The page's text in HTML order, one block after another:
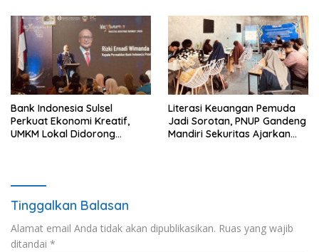
Bank Indonesia Sulsel
Perkuat Ekonomi Kreatif,
UMKM Lokal Didorong
Literasi Keuangan Pemuda
Jadi Sorotan, PNUP Gandeng
Mandiri Sekuritas Ajarkan
Tinggalkan Balasan
Alamat email Anda tidak akan dipublikasikan. Ruas yang wajib
ditandai *